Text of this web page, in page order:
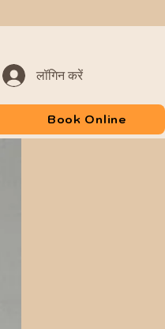
लॉगिन करें
Book Online